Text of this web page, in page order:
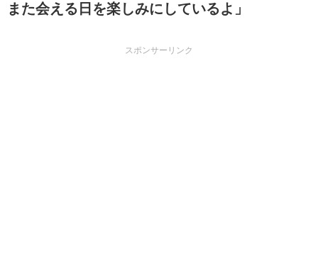
また会える日を楽しみにしているよ」
スポンサーリンク